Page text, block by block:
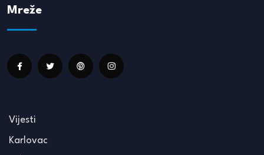
Mreže
Vijesti
Karlovac